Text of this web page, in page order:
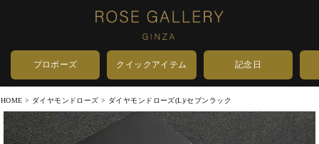
プロポーズ クイックアイテム 記念日
HOME ダイヤモンドローズ ダイヤモンドローズ(L)/セブンラック